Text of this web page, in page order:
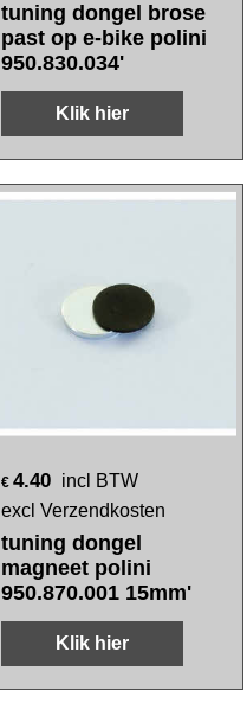
tuning dongel brose
past op e-bike polini
950.830.034'
Klik hier
€ 4.40 incl BTW
excl Verzendkosten
tuning dongel
magneet polini
950.870.001 15mm'
Klik hier